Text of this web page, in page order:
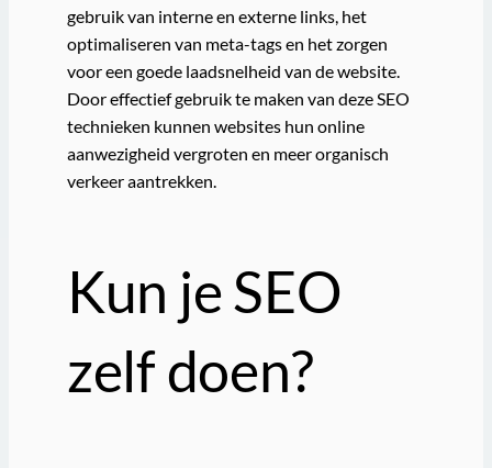
gebruik van interne en externe links, het
optimaliseren van meta-tags en het zorgen
voor een goede laadsnelheid van de website.
Door effectief gebruik te maken van deze SEO
technieken kunnen websites hun online
aanwezigheid vergroten en meer organisch
verkeer aantrekken.
Kun je SEO
zelf doen?